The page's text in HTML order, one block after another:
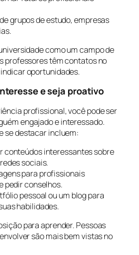
grupos de estudo, empresas
como um campo de
professores têm contatos no
oportunidades.
e seja proativo
profissional, você pode ser
engajado e interessado.
se destacar incluem:
conteúdos interessantes sobre
sociais.
para profissionais
pedir conselhos.
pessoal ou um blog para
habilidades.
para aprender. Pessoas
são mais bem vistas no